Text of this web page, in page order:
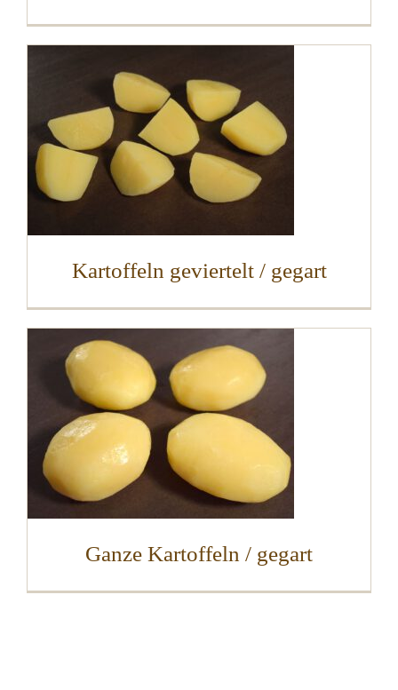
Kartoffeln geviertelt / gegart
Ganze Kartoffeln / gegart